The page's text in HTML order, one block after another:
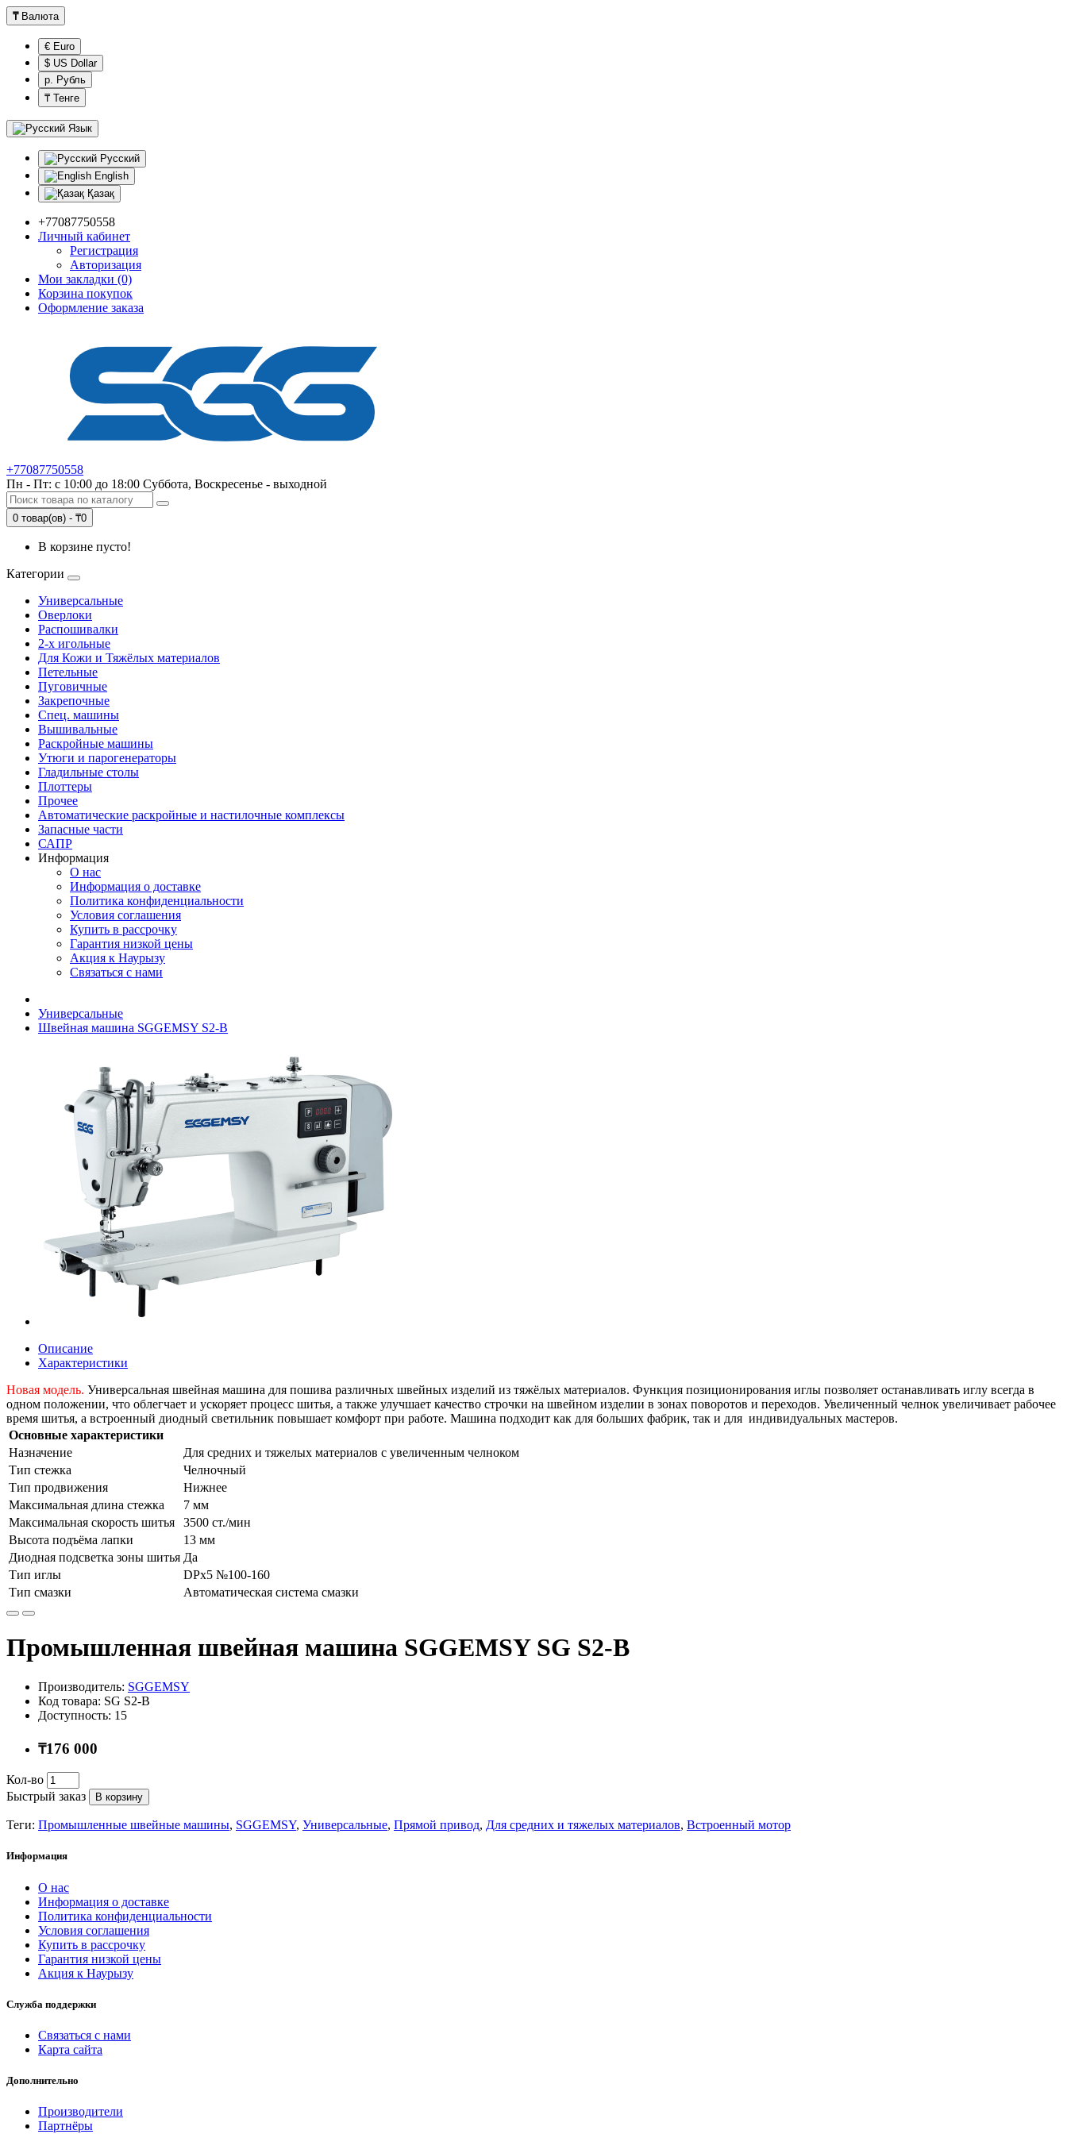
₸ Валюта
€ Euro
$ US Dollar
р. Рубль
₸ Тенге
Язык
Русский
English
Қазақ
+77087750558
Личный кабинет
Регистрация
Авторизация
Мои закладки (0)
Корзина покупок
Оформление заказа
+77087750558
Пн - Пт: с 10:00 до 18:00 Суббота, Воскресенье - выходной
0 товар(ов) - ₸0
В корзине пусто!
Категории
Универсальные
Оверлоки
Распошивалки
2-х игольные
Для Кожи и Тяжёлых материалов
Петельные
Пуговичные
Закрепочные
Спец. машины
Вышивальные
Раскройные машины
Утюги и парогенераторы
Гладильные столы
Плоттеры
Прочее
Автоматические раскройные и настилочные комплексы
Запасные части
САПР
Информация
О нас
Информация о доставке
Политика конфиденциальности
Условия соглашения
Купить в рассрочку
Гарантия низкой цены
Акция к Наурызу
Связаться с нами
Универсальные
Швейная машина SGGEMSY S2-B
Описание
Характеристики
Новая модель. Универсальная швейная машина для пошива различных швейных изделий из тяжёлых материалов. Функция позиционирования иглы позволяет останавливать иглу всегда в
одном положении, что облегчает и ускоряет процесс шитья, а также улучшает качество строчки на швейном изделии в зонах поворотов и переходов. Увеличенный челнок увеличивает рабочее
время шитья, а встроенный диодный светильник повышает комфорт при работе. Машина подходит как для больших фабрик, так и для индивидуальных мастеров.
Основные характеристики
Назначение
Для средних и тяжелых материалов с увеличенным челноком
Тип стежка
Челночный
Тип продвижения
Нижнее
Максимальная длина стежка
7 мм
Максимальная скорость шитья
3500 ст./мин
Высота подъёма лапки
13 мм
Диодная подсветка зоны шитья Да
Тип иглы
DРx5 №100-160
Тип смазки
Автоматическая система смазки
Промышленная швейная машина SGGEMSY SG S2-B
Производитель: SGGEMSY
Код товара: SG S2-B
Доступность: 15
₸176 000
Кол-во
Быстрый заказ
В корзину
Теги: Промышленные швейные машины, SGGEMSY, Универсальные, Прямой привод, Для средних и тяжелых материалов, Встроенный мотор
Информация
О нас
Информация о доставке
Политика конфиденциальности
Условия соглашения
Купить в рассрочку
Гарантия низкой цены
Акция к Наурызу
Служба поддержки
Связаться с нами
Карта сайта
Дополнительно
Производители
Партнёры